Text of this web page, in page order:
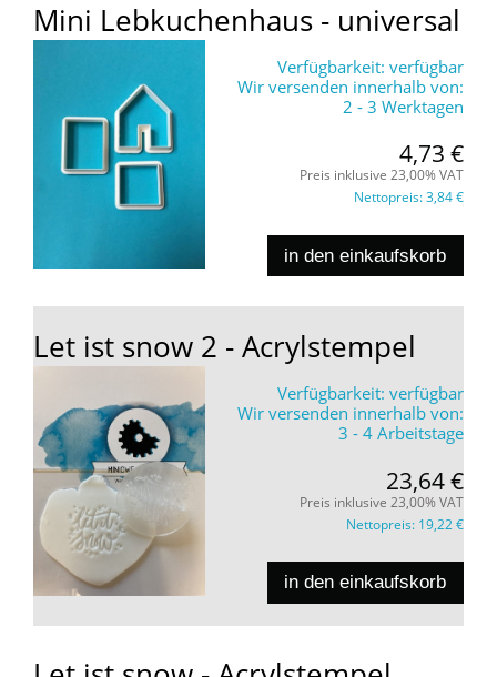
Mini Lebkuchenhaus - universal
Verfügbarkeit: verfügbar
Wir versenden innerhalb von:
2 - 3 Werktagen
4,73 €
Preis inklusive 23,00% VAT
Nettopreis:3,84 €
in den einkaufskorb
Let ist snow 2 - Acrylstempel
Verfügbarkeit: verfügbar
Wir versenden innerhalb von:
3 - 4 Arbeitstage
23,64 €
Preis inklusive 23,00% VAT
Nettopreis: 19,22 €
in den einkaufskorb